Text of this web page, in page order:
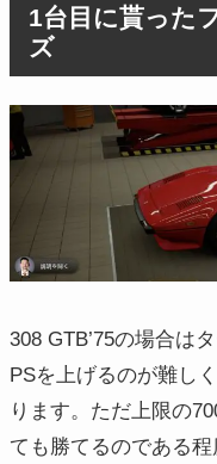
1台目に貰った
ズ
308 GTB’75の場合は
PSを上げるのが難し
ります。ただ上限の
ても勝てるのである